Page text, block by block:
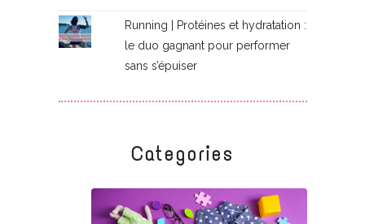
Running | Protéines et hydratation :
le duo gagnant pour performer
sans s’épuiser
Categories